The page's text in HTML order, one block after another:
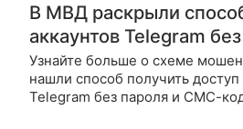
В МВД раскрыли
аккаунтов Telegram
Узнайте больше о схеме
нашли способ получить доступ
Telegram без пароля и СМС-